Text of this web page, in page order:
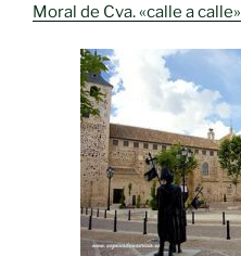
Moral de Cva. «calle a calle»